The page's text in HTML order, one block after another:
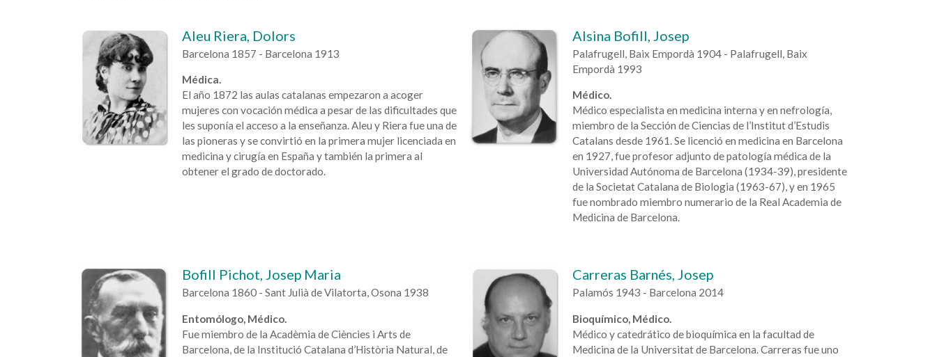
Aleu Riera, Dolors
Barcelona 1857 - Barcelona 1913
Médica.
El año 1872 las aulas catalanas empezaron a acoger
mujeres con vocación médica a pesar de las dificultades que
les suponía el acceso a la enseñanza. Aleu y Riera fue una de
las pioneras y se convirtió en la primera mujer licenciada en
medicina y cirugía en España y también la primera al
obtener el grado de doctorado.
Alsina Bofill, Josep
Palafrugell, Baix Empordà 1904 - Palafrugell, Baix
Empordà 1993
Médico.
Médico especialista en medicina interna y en nefrología,
miembro de la Sección de Ciencias de l’Institut d’Estudis
Catalans desde 1961. Se licenció en medicina en Barcelona
en 1927, fue profesor adjunto de patología médica de la
Universidad Autónoma de Barcelona (1934-39), presidente
de la Societat Catalana de Biologia (1963-67), y en 1965
fue nombrado miembro numerario de la Real Academia de
Medicina de Barcelona.
Bofill Pichot, Josep Maria
Barcelona 1860 - Sant Julià de Vilatorta, Osona 1938
Entomólogo, Médico.
Fue miembro de la Acadèmia de Ciències i Arts de
Barcelona, de la Institució Catalana d’Història Natural, de
Carreras Barnés, Josep
Palamós 1943 - Barcelona 2014
Bioquímico, Médico.
Médico y catedrático de bioquímica en la facultad de
Medicina de la Universitat de Barcelona. Carreras fue uno